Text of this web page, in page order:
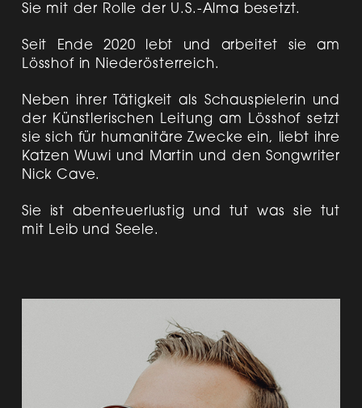
Sie mit der Rolle der U.S.-Alma besetzt.
Seit Ende 2020 lebt und arbeitet sie am
Lösshof in Niederösterreich.
Neben ihrer Tätigkeit als Schauspielerin und
der Künstlerischen Leitung am Lösshof setzt
sie sich für humanitäre Zwecke ein, liebt ihre
Katzen Wuwi und Martin und den Songwriter
Nick Cave.
Sie ist abenteuerlustig und tut was sie tut
mit Leib und Seele.